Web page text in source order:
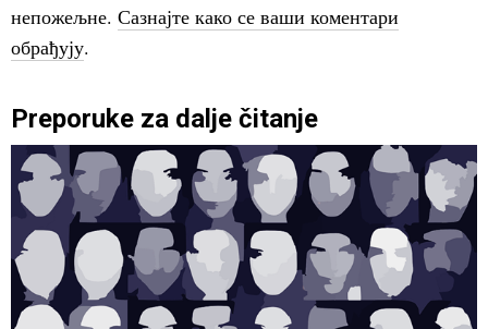
непожељне. Сазнајте како се ваши коментари
обрађују.
Preporuke za dalje čitanje